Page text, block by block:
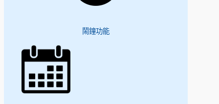
鬧鐘功能